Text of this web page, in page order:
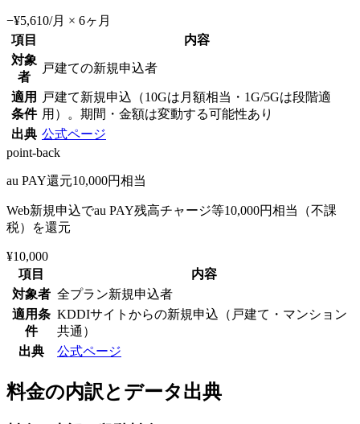
−¥5,610/月 × 6ヶ月
項目
内容
対象
者
戸建ての新規申込者
適用
条件
戸建て新規申込（10Gは月額相当・1G/5Gは段階適
用）。期間・金額は変動する可能性あり
出典 公式ページ
point-back
au PAY還元10,000円相当
Web新規申込でau PAY残高チャージ等10,000円相当（不課
税）を還元
¥10,000
項目
内容
対象者 全プラン新規申込者
適用条
件
KDDIサイトからの新規申込（戸建て・マンション
共通）
出典
公式ページ
料金の内訳とデータ出典